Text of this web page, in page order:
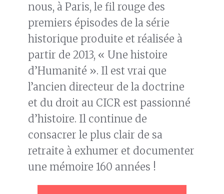
nous, à Paris, le fil rouge des
premiers épisodes de la série
historique produite et réalisée à
partir de 2013, « Une histoire
d’Humanité ». Il est vrai que
l’ancien directeur de la doctrine
et du droit au CICR est passionné
d’histoire. Il continue de
consacrer le plus clair de sa
retraite à exhumer et documenter
une mémoire 160 années !